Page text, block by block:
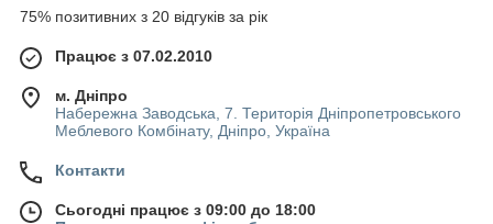
75% позитивних з 20 відгуків за рік
Працює з 07.02.2010
м. Дніпро
Набережна Заводська, 7. Територія Дніпропетровського
Меблевого Комбінату, Дніпро, Україна
Контакти
Сьогодні працює з 09:00 до 18:00